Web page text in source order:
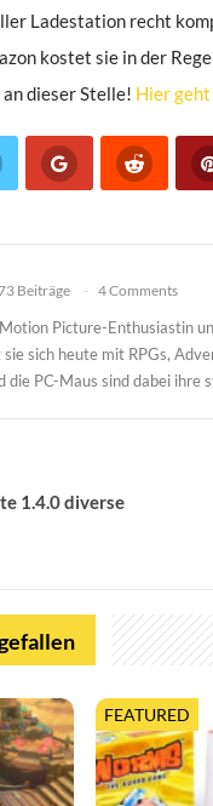
Ladestation recht
kostet sie in der
dieser Stelle! Hier
Beiträge 4 Comments
Picture-Enthusiastin
sich heute mit RPGs,
die PC-Maus sind dabei ihre
1.4.0 diverse
FEATURED